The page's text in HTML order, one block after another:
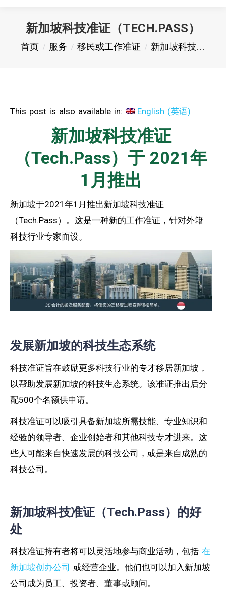
新加坡科技准证（TECH.PASS）
您在这里：
首页 服务 移民或工作准证 新加坡科技…
This post is also available in: English (英语)
新加坡科技准证
（Tech.Pass）于 2021年
1月推出
新加坡于2021年1月推出新加坡科技准证
（Tech.Pass）。这是一种新的工作准证，针对外籍
科技行业专家而设。
发展新加坡的科技生态系统
科技准证旨在鼓励更多科技行业的专才移居新加坡，
以帮助发展新加坡的科技生态系统。该准证推出后分
配500个名额供申请。
科技准证可以吸引具备新加坡所需技能、专业知识和
经验的领导者、企业创始者和其他科技专才进来。这
些人可能来自快速发展的科技公司，或是来自成熟的
科技公司。
新加坡科技准证（Tech.Pass）的好
处
科技准证持有者将可以灵活地参与商业活动，包括 在
新加坡创办公司 或经营企业。他们也可以加入新加坡
公司成为员工、投资者、董事或顾问。